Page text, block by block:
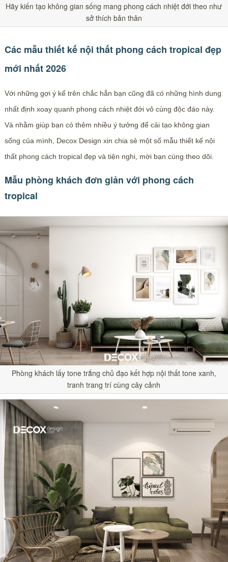
Hãy kiến tạo không gian sống mang phong cách nhiệt đới theo như
sở thích bản thân
Các mẫu thiết kế nội thất phong cách tropical đẹp
mới nhất 2026
Với những gợi ý kể trên chắc hẳn bạn cũng đã có những hình dung
nhất định xoay quanh phong cách nhiệt đới vô cùng độc đáo này.
Và nhằm giúp bạn có thêm nhiều ý tưởng để cải tạo không gian
sống của mình, Decox Design xin chia sẻ một số mẫu thiết kế nội
thất phong cách tropical đẹp và tiện nghi, mời bạn cùng theo dõi.
Mẫu phòng khách đơn giản với phong cách
tropical
Phòng khách lấy tone trắng chủ đạo kết hợp nội thất tone xanh,
tranh trang trí cùng cây cảnh